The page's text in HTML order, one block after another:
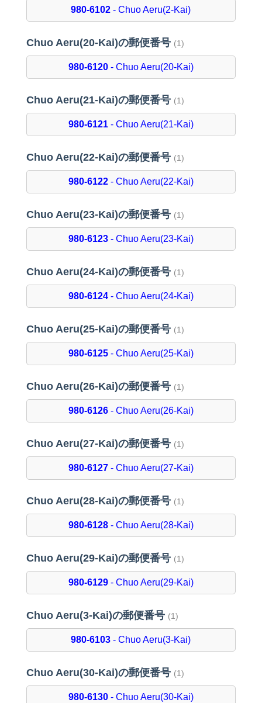
980-6102 - Chuo Aeru(2-Kai)
Chuo Aeru(20-Kai)の郵便番号 (1)
980-6120- Chuo Aeru(20-Kai)
Chuo Aeru(21-Kai)の郵便番号 (1)
980-6121- Chuo Aeru(21-Kai)
Chuo Aeru(22-Kai)の郵便番号 (1)
980-6122- Chuo Aeru(22-Kai)
Chuo Aeru(23-Kai)の郵便番号 (1)
980-6123- Chuo Aeru(23-Kai)
Chuo Aeru(24-Kai)の郵便番号 (1)
980-6124- Chuo Aeru(24-Kai)
Chuo Aeru(25-Kai)の郵便番号 (1)
980-6125- Chuo Aeru(25-Kai)
Chuo Aeru(26-Kai)の郵便番号 (1)
980-6126- Chuo Aeru(26-Kai)
Chuo Aeru(27-Kai)の郵便番号 (1)
980-6127- Chuo Aeru(27-Kai)
Chuo Aeru(28-Kai)の郵便番号 (1)
980-6128- Chuo Aeru(28-Kai)
Chuo Aeru(29-Kai)の郵便番号 (1)
980-6129- Chuo Aeru(29-Kai)
Chuo Aeru(3-Kai)の郵便番号 (1)
980-6103 - Chuo Aeru(3-Kai)
Chuo Aeru(30-Kai)の郵便番号 (1)
980-6130- Chuo Aeru(30-Kai)